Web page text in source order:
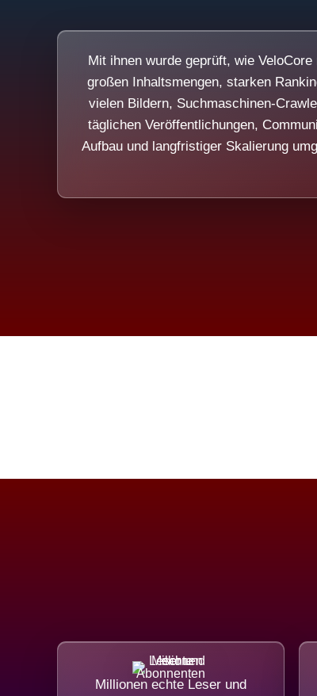
Mit ihnen wurde geprüft, wie VeloCore
großen Inhaltsmengen, starken
vielen Bildern, Suchmaschinen-
täglichen Veröffentlichungen,
Aufbau und langfristiger Skalierung
Millionen echte Leser und